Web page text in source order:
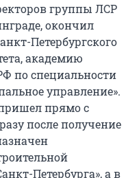
группы ЛСР
окончил
Петербургского
академию
по специальности
управление».
прямо с
после получение
Петербурга», а в